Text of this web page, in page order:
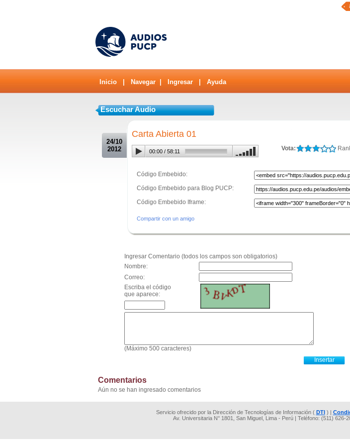
Inicio Navegar Ingresar Ayuda
Escuchar Audio
24/10
2012
Carta Abierta 01
Vota:
00:00/ 58:11
Código Embebido:
Código Embebido para Blog PUCP:
Código Embebido Iframe:
Compartir con un amigo
Ingresar Comentario (todos los campos son obligatorios)
Nombre:
Correo:
Escriba el código
que aparece:
(Máximo 500 caracteres)
Comentarios
Aún no se han ingresado comentarios
Servicio ofrecido por la Dirección de Tecnologías de Información ( DTI) |
Av. Universitaria N° 1801, San Miguel, Lima - Perú | Teléfono: (511)